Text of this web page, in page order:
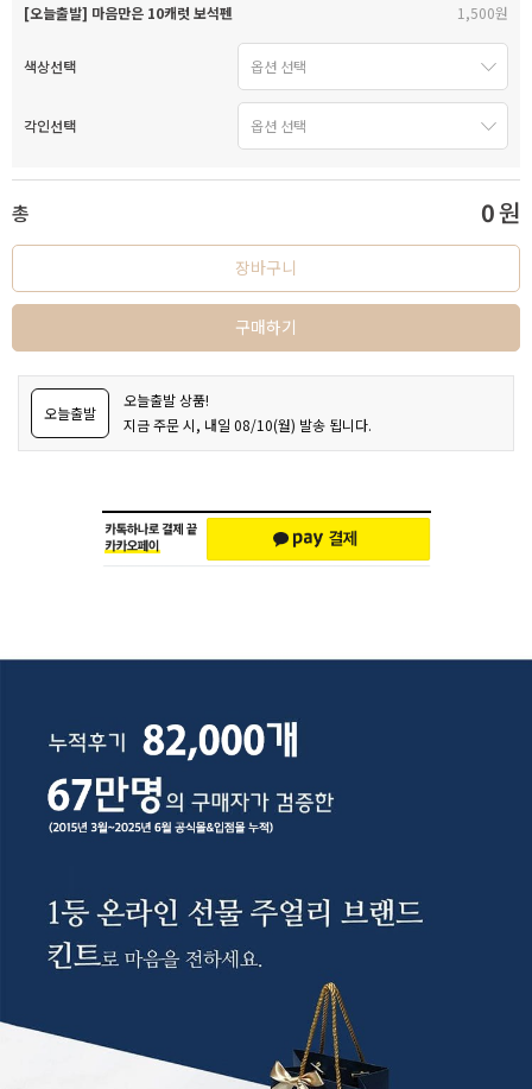
[오늘출발] 마음만은 10캐럿 보석펜 1,500원
색상선택
각인선택
총 0원
장바구니
구매하기
오늘출발
오늘출발 상품!
지금 주문 시, 내일 08/10(월) 발송 됩니다.